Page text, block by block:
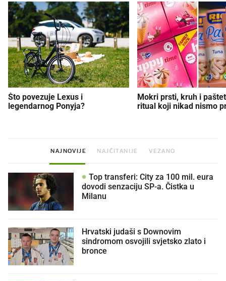
Što povezuje Lexus i
legendarnog Ponyja?
Mokri prsti, kruh i
ritual koji nikad nismo
NAJNOVIJE NAJČITANIJE VEZANO
Top transferi: City za 100 mil. eura
dovodi senzaciju SP-a. Čistka u
Milanu
Hrvatski judaši s Downovim
sindromom osvojili svjetsko zlato i
bronce